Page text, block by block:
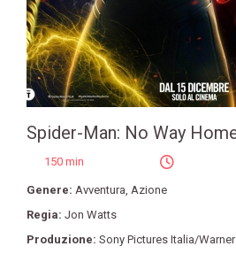
Spider-Man: No Way
150 min
Genere: Avventura, Azione
Regia: Jon Watts
Produzione: Sony Pictures Italia/